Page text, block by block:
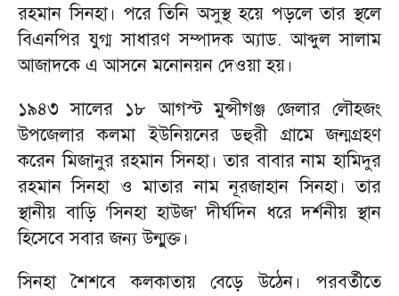
রহমান সিনহা। পরে তিনি অসুস্থ হয়ে পড়লে তার স্থলে
বিএনপির যুগ্ম সাধারণ সম্পাদক অ্যাড. আব্দুল সালাম
আজাদকে এ আসনে মনোনয়ন দেওয়া হয়।
১৯৪৩ সালের ১৮ আগস্ট মুন্সীগঞ্জ জেলার লৌহজং
উপজেলার কলমা ইউনিয়নের ডহুরী গ্রামে জন্মগ্রহণ
করেন মিজানুর রহমান সিনহা। তার বাবার নাম হামিদুর
রহমান সিনহা ও মাতার নাম নূরজাহান সিনহা। তার
স্থানীয় বাড়ি ‘সিনহা হাউজ’ দীর্ঘদিন ধরে দর্শনীয় স্থান
হিসেবে সবার জন্য উন্মুক্ত।
সিনহা শৈশবে কলকাতায় বেড়ে উঠেন। পরবর্তীতে